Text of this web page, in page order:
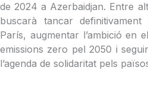
de 2024 a Azerbaidjan. Entre
buscarà tancar
París, augmentar l’ambició en
emissions zero pel 2050 i
l’agenda de solidaritat pels